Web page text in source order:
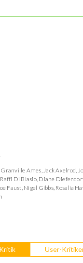
Granville Ames,Jack Axelrod,
Raffi Di Blasio, Diane
Faust, Nigel Gibbs, Rosalia
User-